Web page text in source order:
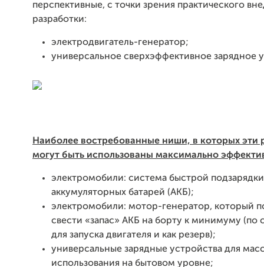
перспективные, с точки зрения практического
разработки:
электродвигатель-генератор;
универсальное сверхэффективное зарядное
Наиболее востребованные ниши, в которых эти
могут быть использованы максимально
электромобили: система быстрой подзарядки
аккумуляторных батарей (АКБ);
электромобили: мотор-генератор, который
свести «запас» АКБ на борту к минимуму (по
для запуска двигателя и как резерв);
универсальные зарядные устройства для
использования на бытовом уровне;